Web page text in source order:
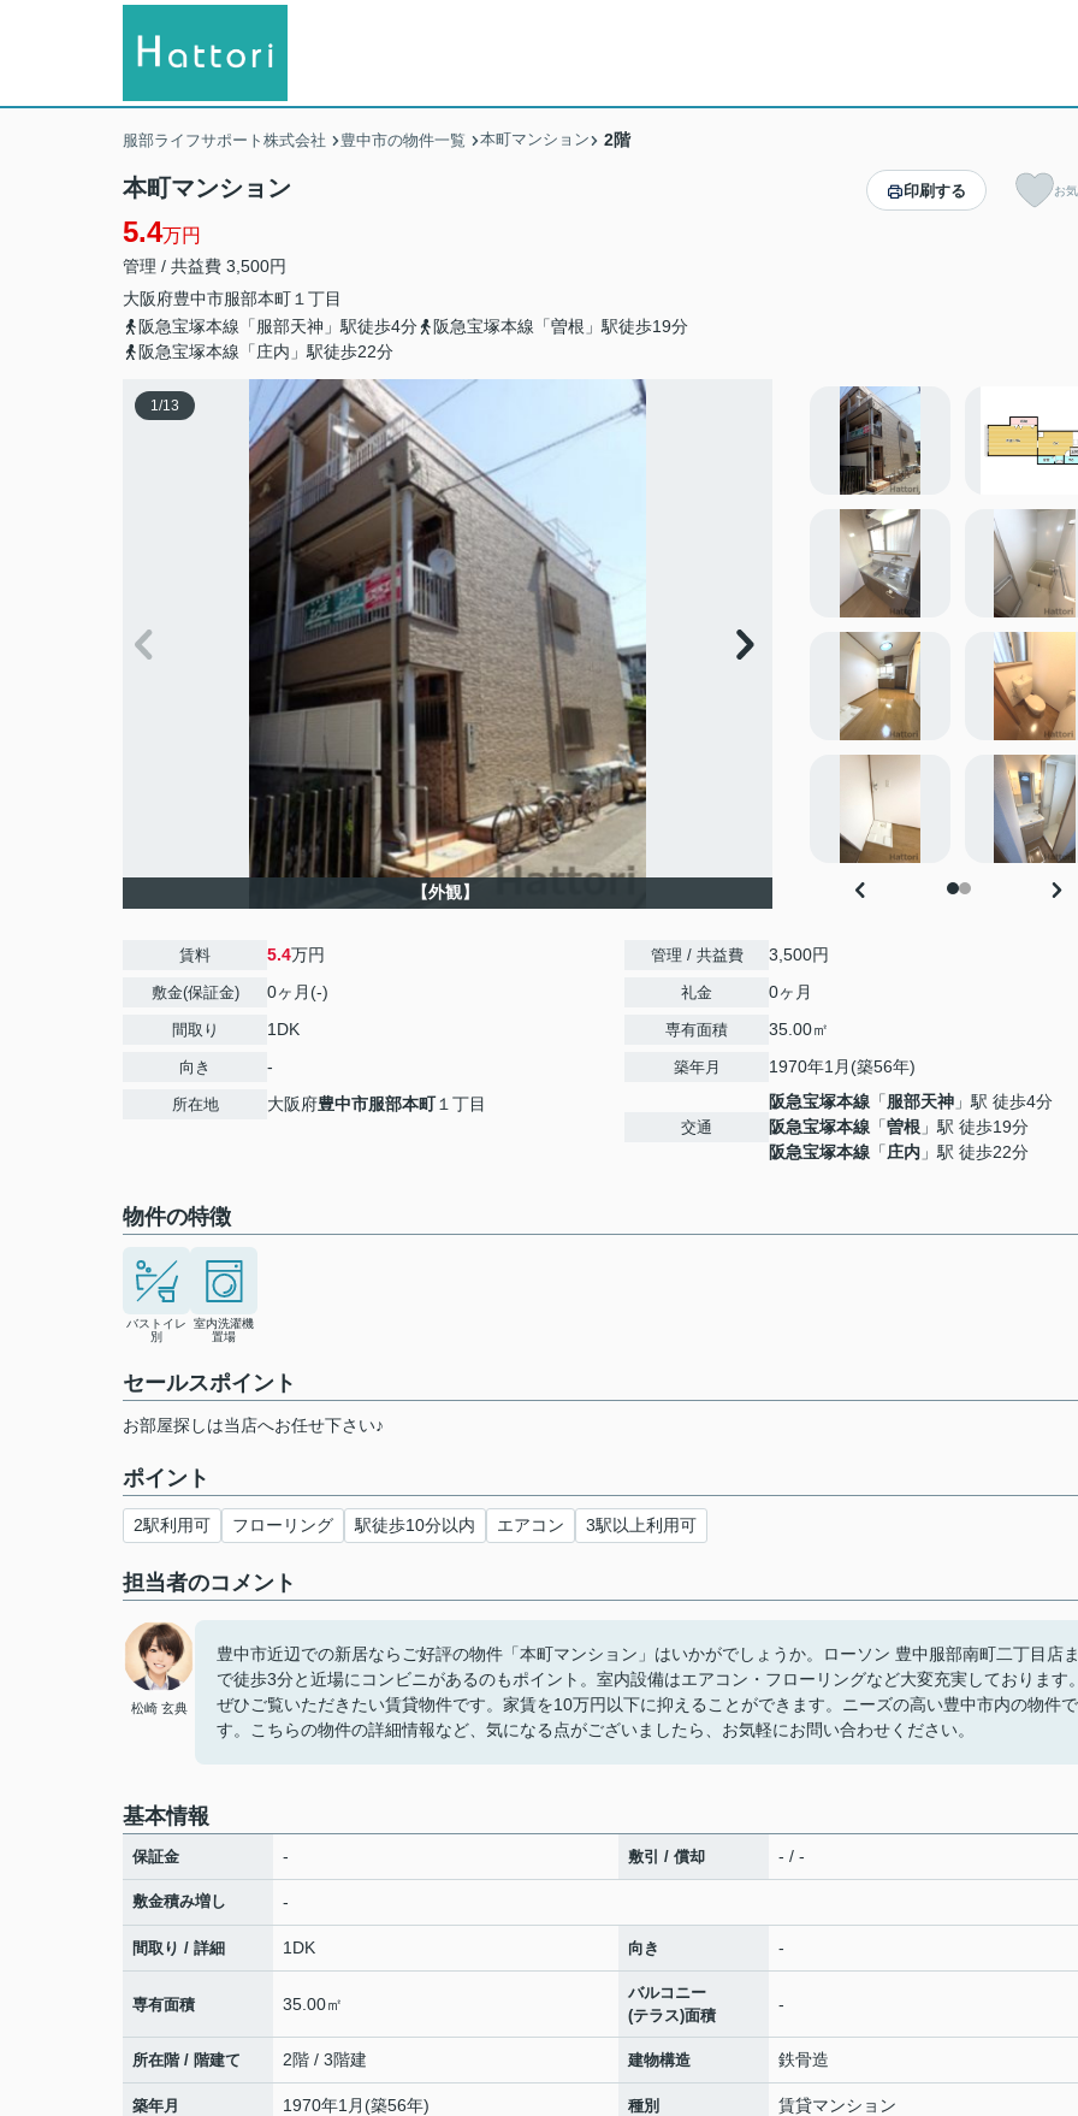
服部ライフサポート株式会社 豊中市の物件一覧 本町マンション 2階
本町マンション
5.4万円
管理 / 共益費 3,500円
大阪府豊中市服部本町 １丁目
阪急宝塚本線「服部天神」駅徒歩4分
阪急宝塚本線「曽根」駅徒歩19分
阪急宝塚本線「庄内」駅徒歩22分
印刷する お
1/13
【外観】
賃料 5.4万円
敷金(保証金) 0ヶ月(-)
間取り 1DK
向き -
所在地 大阪府豊中市服部本町１丁目
管理 / 共益費 3,500円
礼金 0ヶ月
専有面積 35.00㎡
築年月 1970年1月(築56年)
交通
阪急宝塚本線 「服部天神 」駅 徒歩4分
阪急宝塚本線 「曽根 」駅 徒歩19分
阪急宝塚本線 「庄内 」駅 徒歩22分
物件の特徴
バストイレ
別
室内洗濯機
置場
セールスポイント
お部屋探しは当店へお任せ下さい♪
ポイント
2駅利用可 フローリング 駅徒歩10分以内 エアコン 3駅以上利用可
担当者のコメント
松崎 玄典
豊中市近辺での新居ならご好評の物件「本町マンション」はいかがでしょうか。ローソン 豊中服部南町二丁目店
で徒歩3分と近場にコンビニがあるのもポイント。室内設備はエアコン・フローリングなど大変充実しております
ぜひご覧いただきたい賃貸物件です。家賃を10万円以下に抑えることができます。ニーズの高い豊中市内の物件で
す。こちらの物件の詳細情報など、気になる点がございましたら、お気軽にお問い合わせください。
基本情報
保証金 - 敷引 / 償却 - / -
敷金積み増し -
間取り / 詳細 1DK 向き -
専有面積 35.00㎡
バルコニー
(テラス)面積
-
所在階 / 階建て 2階 / 3階建 建物構造 鉄骨造
築年月 1970年1月(築56年) 種別 賃貸マンション